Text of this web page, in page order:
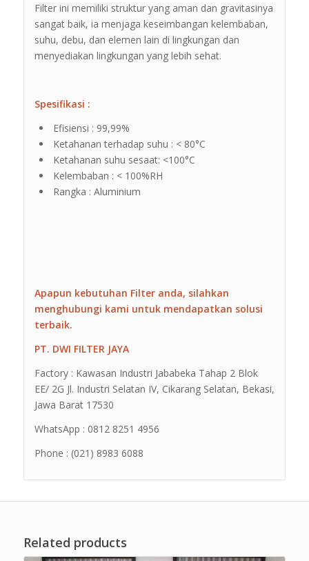
Filter ini memiliki struktur yang aman dan gravitasinya
sangat baik, ia menjaga keseimbangan kelembaban,
suhu, debu, dan elemen lain di lingkungan dan
menyediakan lingkungan yang lebih sehat.
Spesifikasi :
Efisiensi : 99,99%
Ketahanan terhadap suhu : < 80°C
Ketahanan suhu sesaat: <100°C
Kelembaban : < 100%RH
Rangka : Aluminium
Apapun kebutuhan Filter anda, silahkan
menghubungi kami untuk mendapatkan solusi
terbaik.
PT. DWI FILTER JAYA
Factory : Kawasan Industri Jababeka Tahap 2 Blok
EE/ 2G Jl. Industri Selatan IV, Cikarang Selatan, Bekasi,
Jawa Barat 17530
WhatsApp : 0812 8251 4956
Phone : (021) 8983 6088
Related products